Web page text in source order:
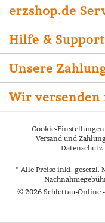
erzshop.de
Hilfe & Support
Unsere
Wir versenden
Cookie-Einstellungen
Versand und
Datenschutz
* Alle Preise inkl. gesetzl.
© 2026 Schlettau-Online